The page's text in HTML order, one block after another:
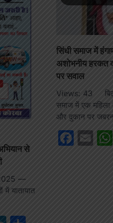
से
—
यातायात
सिंधी समाज में
अशोभनीय हरकत
पर सवाल
Views: 43
समाज में एक
और दुकान पर